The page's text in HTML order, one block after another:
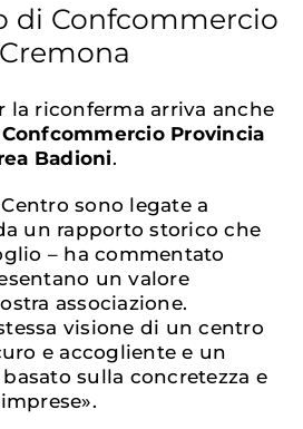
di Confcommercio
la riconferma arriva anche
Confcommercio Provincia
Badioni.
sono legate a
un rapporto storico che
– ha commentato
un valore
associazione.
visione di un centro
e accogliente e un
sulla concretezza e